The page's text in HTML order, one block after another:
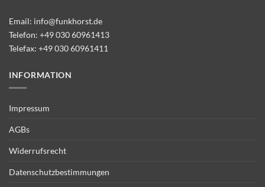
Email: info@funkhorst.de
Telefon: +49 030 60961413
Telefax: +49 030 60961411
INFORMATION
Impressum
AGBs
Widerrufsrecht
Datenschutzbestimmungen